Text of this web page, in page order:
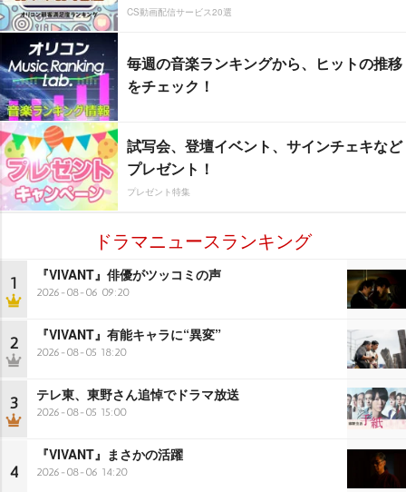
CS動画配信サービス20選
毎週の音楽ランキングから、ヒットの推移
をチェック！
試写会、登壇イベント、サインチェキなど
プレゼント！
プレゼント特集
ドラマニュースランキング
1 『VIVANT』俳優がツッコミの声
2026-08-06 09:20
2 『VIVANT』有能キャラに“異変”
2026-08-05 18:20
3 テレ東、東野さん追悼でドラマ放送
2026-08-05 15:00
4
『VIVANT』まさかの活躍
2026-08-06 14:20